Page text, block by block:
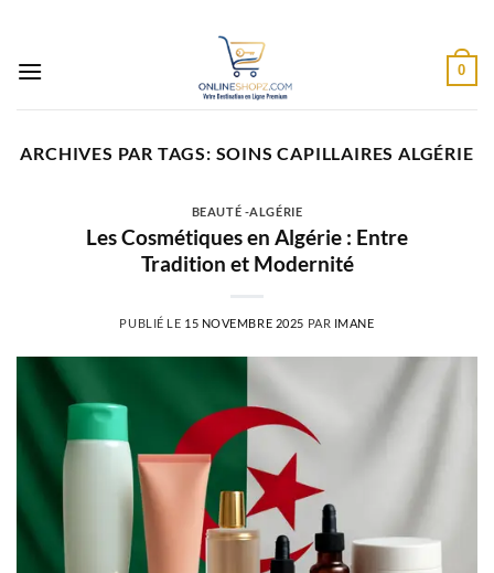
contenu
0
ARCHIVES PAR TAGS: SOINS CAPILLAIRES ALGÉRIE
BEAUTÉ -ALGÉRIE
Les Cosmétiques en Algérie : Entre
Tradition et Modernité
PUBLIÉ LE 15 NOVEMBRE 2025 PAR IMANE